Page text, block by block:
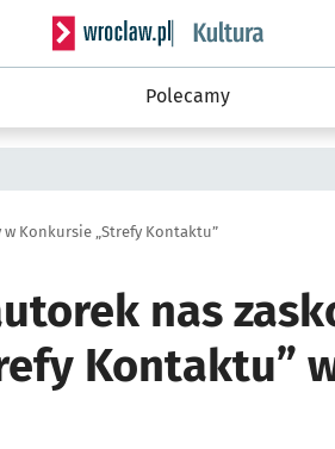
Serwis informacyjny wroclaw.pl
Polecamy
Konkursie „Strefy Kontaktu”
nas
Kontaktu”